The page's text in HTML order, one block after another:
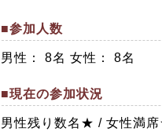
■参加人数
男性： 8名 女性： 8名
■現在の参加状況
男性残り数名★ / 女性満